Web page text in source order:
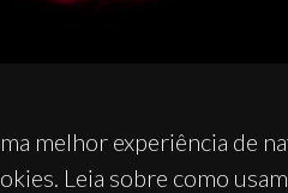
melhor experiência de
Leia sobre como